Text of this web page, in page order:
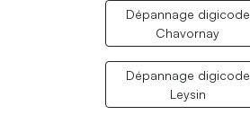
Dépannage digicode
Chavornay
Dépannage digicode
Leysin